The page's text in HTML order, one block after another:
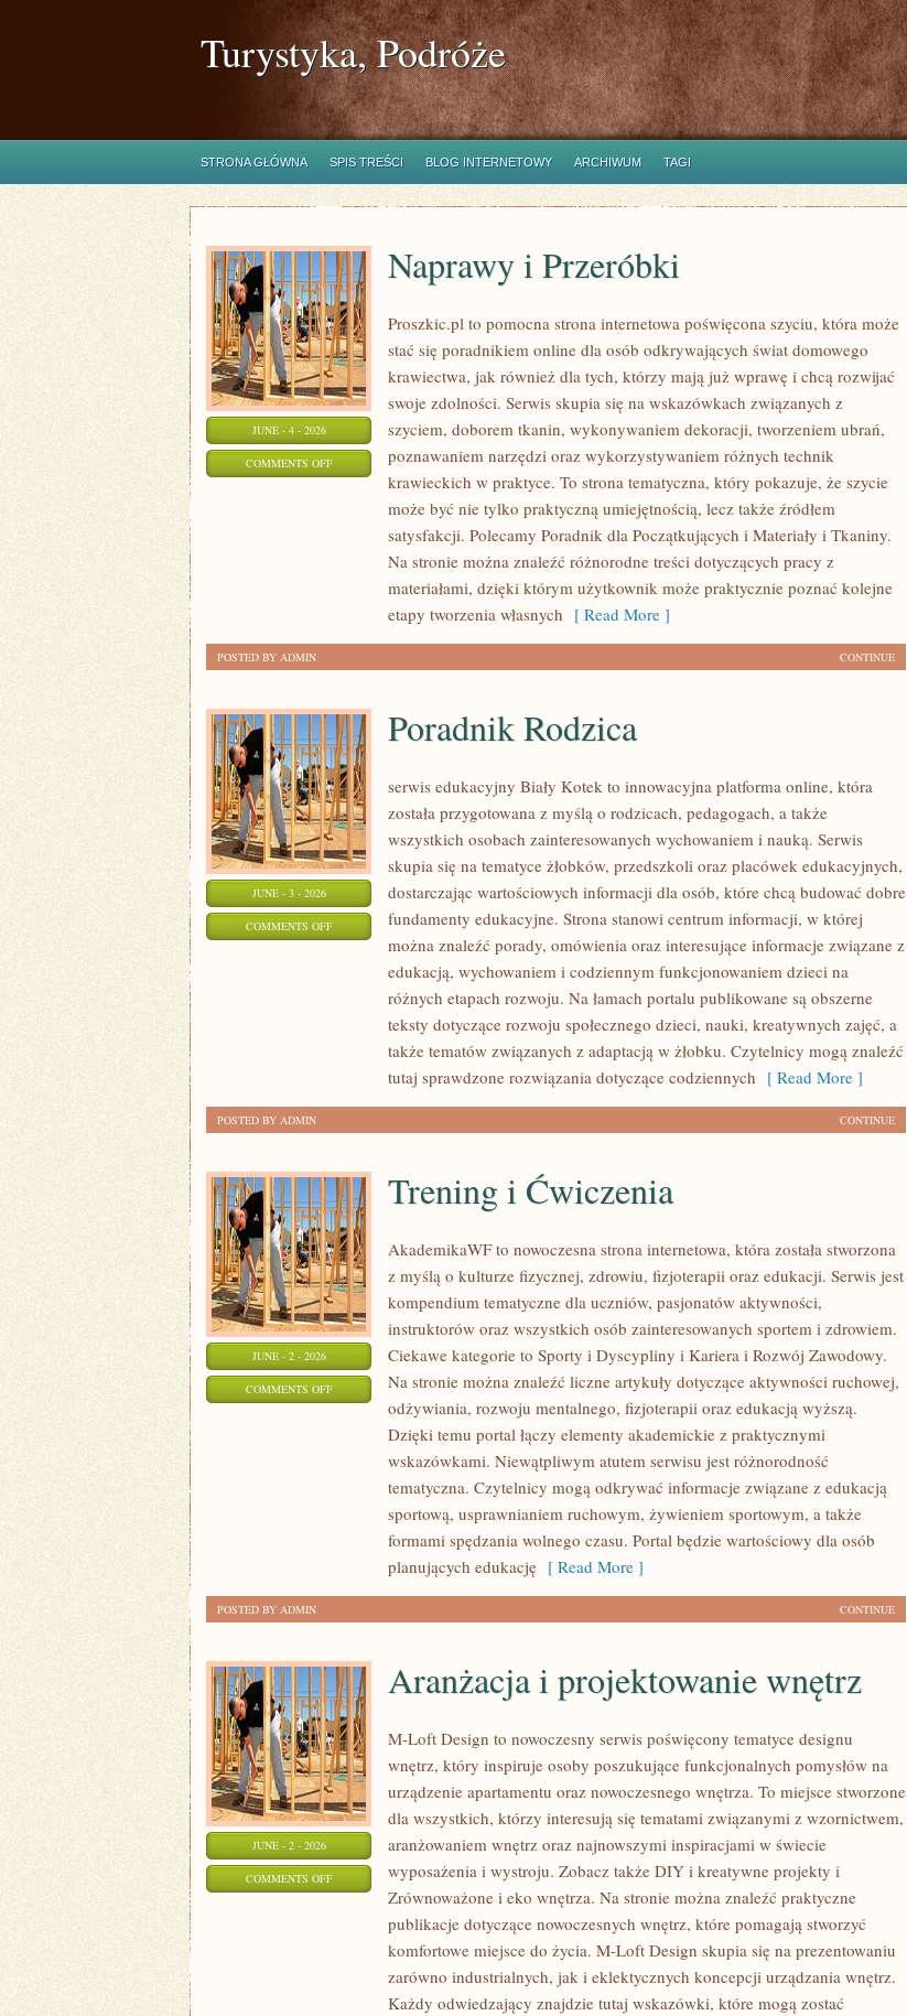
Turystyka, Podróże
STRONA GŁÓWNA SPIS TREŚCI BLOG INTERNETOWY ARCHIWUM TAGI
JUNE - 4 - 2026
COMMENTS OFFON
PRZERÓBKI
Naprawy i Przeróbki
Proszkic.pl to pomocna strona internetowa poświęcona szyciu, która może
stać się poradnikiem online dla osób odkrywających świat domowego
krawiectwa, jak również dla tych, którzy mają już wprawę i chcą rozwijać
swoje zdolności. Serwis skupia się na wskazówkach związanych z
szyciem, doborem tkanin, wykonywaniem dekoracji, tworzeniem ubrań,
poznawaniem narzędzi oraz wykorzystywaniem różnych technik
krawieckich w praktyce. To strona tematyczna, który pokazuje, że szycie
może być nie tylko praktyczną umiejętnością, lecz także źródłem
satysfakcji. Polecamy Poradnik dla Początkujących i Materiały i Tkaniny.
Na stronie można znaleźć różnorodne treści dotyczących pracy z
materiałami, dzięki którym użytkownik może praktycznie poznać kolejne
etapy tworzenia własnych [ Read More ]
CONTINUE
POSTED BY ADMIN
JUNE - 3 - 2026
COMMENTS OFFON
Poradnik Rodzica
serwis edukacyjny Biały Kotek to innowacyjna platforma online, która
została przygotowana z myślą o rodzicach, pedagogach, a także
wszystkich osobach zainteresowanych wychowaniem i nauką. Serwis
skupia się na tematyce żłobków, przedszkoli oraz placówek edukacyjnych,
dostarczając wartościowych informacji dla osób, które chcą budować dobre
fundamenty edukacyjne. Strona stanowi centrum informacji, w której
można znaleźć porady, omówienia oraz interesujące informacje związane z
edukacją, wychowaniem i codziennym funkcjonowaniem dzieci na
różnych etapach rozwoju. Na łamach portalu publikowane są obszerne
teksty dotyczące rozwoju społecznego dzieci, nauki, kreatywnych zajęć, a
także tematów związanych z adaptacją w żłobku. Czytelnicy mogą znaleźć
tutaj sprawdzone rozwiązania dotyczące codziennych [ Read More ]
CONTINUE
POSTED BY ADMIN
JUNE - 2 - 2026
COMMENTS OFFON
ĆWICZENIA
Trening i Ćwiczenia
AkademikaWF to nowoczesna strona internetowa, która została stworzona
z myślą o kulturze fizycznej, zdrowiu, fizjoterapii oraz edukacji. Serwis jest
kompendium tematyczne dla uczniów, pasjonatów aktywności,
instruktorów oraz wszystkich osób zainteresowanych sportem i zdrowiem.
Ciekawe kategorie to Sporty i Dyscypliny i Kariera i Rozwój Zawodowy.
Na stronie można znaleźć liczne artykuły dotyczące aktywności ruchowej,
odżywiania, rozwoju mentalnego, fizjoterapii oraz edukacją wyższą.
Dzięki temu portal łączy elementy akademickie z praktycznymi
wskazówkami. Niewątpliwym atutem serwisu jest różnorodność
tematyczna. Czytelnicy mogą odkrywać informacje związane z edukacją
sportową, usprawnianiem ruchowym, żywieniem sportowym, a także
formami spędzania wolnego czasu. Portal będzie wartościowy dla osób
planujących edukację [ Read More ]
CONTINUE
POSTED BY ADMIN
JUNE - 2 - 2026
COMMENTS OFFON
ARANŻACJA
PROJEKTOWANIE
Aranżacja i projektowanie wnętrz
M-Loft Design to nowoczesny serwis poświęcony tematyce designu
wnętrz, który inspiruje osoby poszukujące funkcjonalnych pomysłów na
urządzenie apartamentu oraz nowoczesnego wnętrza. To miejsce stworzone
dla wszystkich, którzy interesują się tematami związanymi z wzornictwem,
aranżowaniem wnętrz oraz najnowszymi inspiracjami w świecie
wyposażenia i wystroju. Zobacz także DIY i kreatywne projekty i
Zrównoważone i eko wnętrza. Na stronie można znaleźć praktyczne
publikacje dotyczące nowoczesnych wnętrz, które pomagają stworzyć
komfortowe miejsce do życia. M-Loft Design skupia się na prezentowaniu
zarówno industrialnych, jak i eklektycznych koncepcji urządzania wnętrz.
Każdy odwiedzający znajdzie tutaj wskazówki, które mogą zostać